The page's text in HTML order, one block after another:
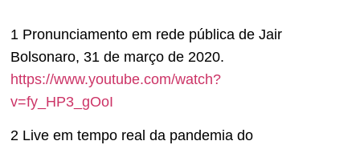
1 Pronunciamento em rede pública de Jair
Bolsonaro, 31 de março de 2020.
https://www.youtube.com/watch?
v=fy_HP3_gOoI
2 Live em tempo real da pandemia do